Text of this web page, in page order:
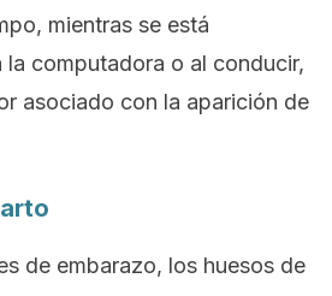
mientras se está
computadora o al conducir,
asociado con la aparición de
de embarazo, los huesos de